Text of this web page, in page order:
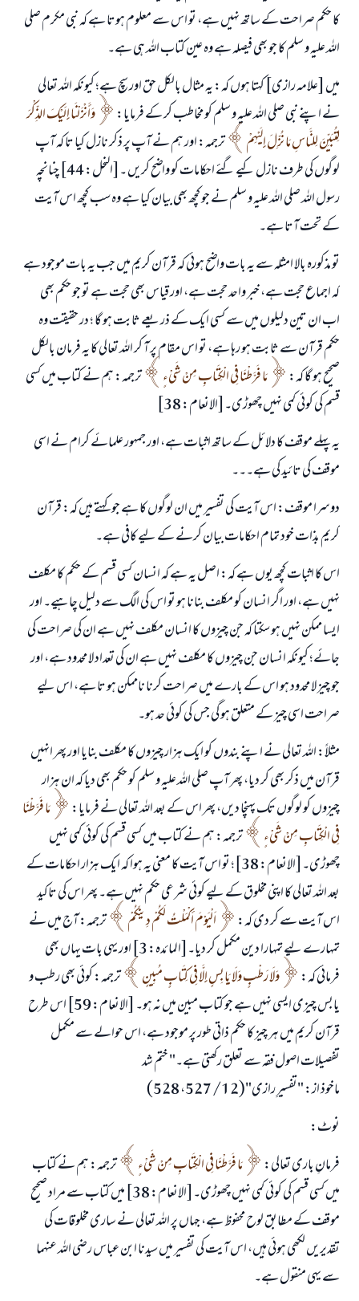
کا حکم صراحت کے ساتھ نہیں ہے، تو اس سے معلوم ہوتا ہے کہ نبی مکرم صلی
اللہ علیہ و سلم کا جو بھی فیصلہ ہے وہ عین کتاب اللہ ہی ہے۔
میں [علامہ رازی] کہتا ہوں کہ: یہ مثال بالکل حق اور سچ ہے؛ کیونکہ اللہ تعالی
نے اپنے نبی صلی اللہ علیہ و سلم کو مخاطب کر کے فرمایا:
وَأَنْزَلْنَا إِلَيْكَ الذِّكْرَ
‌لِتُبَيِّنَ لِلنَّاسِ مَا نُزِّلَ إِلَيْهِمْ
ترجمہ: اور ہم نے آپ پر ذکر نازل کیا تا کہ آپ
لوگوں کی طرف نازل کیے گئے احکامات کو واضح کریں ۔[النحل: 44] چنانچہ
رسول اللہ صلی اللہ علیہ و سلم نے جو کچھ بھی بیان کیا ہے وہ سب کچھ اس آیت
کے تحت آتا ہے۔
تو مذکورہ بالا امثلہ سے یہ بات واضح ہوئی کہ قرآن کریم میں جب یہ بات موجود ہے
کہ اجماع حجت ہے، خبر واحد حجت ہے، اور قیاس بھی حجت ہے تو جو حکم بھی
اب ان تین دلیلوں میں سے کسی ایک کے ذریعے ثابت ہو گا ؛ در حقیقت وہ
حکم قرآن سے ثابت ہو رہا ہے، تو اس مقام پر آ کر اللہ تعالی کا یہ فرمان بالکل
صحیح ہو گا کہ:
مَا ‌فَرَّطْنَا فِي الْكِتَابِ مِنْ شَيْءٍ
ترجمہ: ہم نے کتاب میں کسی
قسم کی کوئی کمی نہیں چھوڑی۔[الانعام: 38]
یہ پہلے موقف کا دلائل کے ساتھ اثبات ہے، اور جمہور علمائے کرام نے اسی
موقف کی تائید کی ہے۔۔۔
دوسرا موقف: اس آیت کی تفسیر میں ان لوگوں کا ہے جو کہتے ہیں کہ: قرآن
کریم بذات خود تمام احکامات بیان کرنے کے لیے کافی ہے۔
اس کا اثبات کچھ یوں ہے کہ: اصل یہ ہے کہ انسان کسی قسم کے حکم کا مکلف
نہیں ہے، اور اگر انسان کو مکلف بنانا ہو تو اس کی الگ سے دلیل چاہیے۔ اور
ایسا ممکن نہیں ہو سکتا کہ جن چیزوں کا انسان مکلف نہیں ہے ان کی صراحت کی
جائے؛ کیونکہ انسان جن چیزوں کا مکلف نہیں ہے ان کی تعداد لا محدود ہے، اور
جو چیز لا محدود ہو اس کے بارے میں صراحت کرنا ناممکن ہو تا ہے، اس لیے
صراحت اسی چیز کے متعلق ہو گی جس کی کوئی حد ہو۔
مثلاً: اللہ تعالی نے اپنے بندوں کو ایک ہزار چیزوں کا مکلف بنایا اور پھر انہیں
قرآن میں ذکر بھی کر دیا، پھر آپ صلی اللہ علیہ و سلم کو حکم بھی دیا کہ ان ہزار
چیزوں کو لوگوں تک پہنچا دیں، پھر اس کے بعد اللہ تعالی نے فرمایا:
مَا ‌فَرَّطْنَا
فِي الْكِتَابِ مِنْ شَيْءٍ
ترجمہ: ہم نے کتاب میں کسی قسم کی کوئی کمی نہیں
چھوڑی۔[الانعام: 38]؛ تو اس آیت کا معنی یہ ہوا کہ ایک ہزار احکامات کے
بعد اللہ تعالی کا اپنی مخلوق کے لیے کوئی شرعی حکم نہیں ہے۔ پھر اس کی تاکید
اس آیت سے کر دی کہ:
اَلْيَوْمَ أَكْمَلْتُ لَكُمْ دِينَكُمْ
ترجمہ: آج میں نے
تمہارے لیے تمہارا دین مکمل کر دیا۔[المائدہ: 3] اور یہی بات یہاں بھی
فرمائی کہ:
وَلَا رَطْبٍ وَلَا يَابِسٍ إِلَّا فِي كِتَابٍ مُبِينٍ
ترجمہ: کوئی بھی رطب و
یابس چیزی ایسی نہیں ہے جو کتاب مبین میں نہ ہو۔ [الانعام: 59] اس طرح
قرآن کریم میں ہر چیز کا حکم ذاتی طور پر موجود ہے، اس حوالے سے مکمل
تفصیلات اصول فقہ سے تعلق رکھتی ہے۔" ختم شد
ماخوذ از: "تفسیرِ رازی"(12/ 527، 528)
نوٹ:
فرمانِ باری تعالی:
مَا ‌فَرَّطْنَا فِي الْكِتَابِ مِنْ شَيْءٍ
ترجمہ: ہم نے کتاب
میں کسی قسم کی کوئی کمی نہیں چھوڑی۔[الانعام: 38] میں کتاب سے مراد صحیح
موقف کے مطابق لوح محفوظ ہے، جہاں پر اللہ تعالی نے ساری مخلوقات کی
تقدیریں لکھی ہوئی ہیں، اس آیت کی تفسیر میں سیدنا ابن عباس رضی اللہ عنہما
سے یہی منقول ہے۔